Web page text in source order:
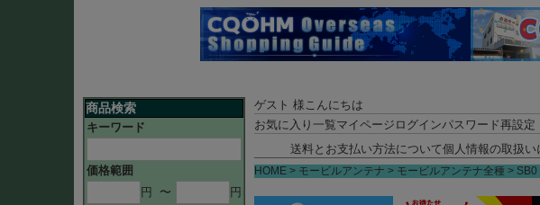
商品検索
キーワード
価格範囲
円
〜 円
ゲスト 様こんにちは
お気に入り一覧マイページ ログインパスワード再設定
送料とお支払い方法について個人情報の取扱い
HOME モービルアンテナ モービルアンテナ全種